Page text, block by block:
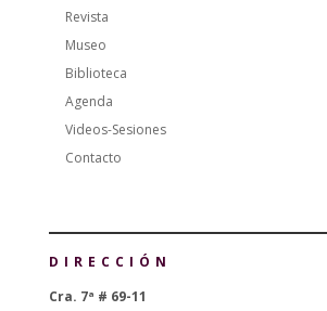
Revista
Museo
Biblioteca
Agenda
Videos-Sesiones
Contacto
DIRECCIÓN
Cra. 7ª # 69-11